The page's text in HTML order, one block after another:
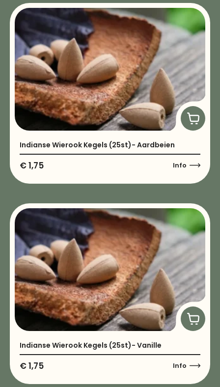
Indianse Wierook Kegels (25st)- Aardbeien
€1,75 Info
Indianse Wierook Kegels (25st)- Vanille
€1,75 Info